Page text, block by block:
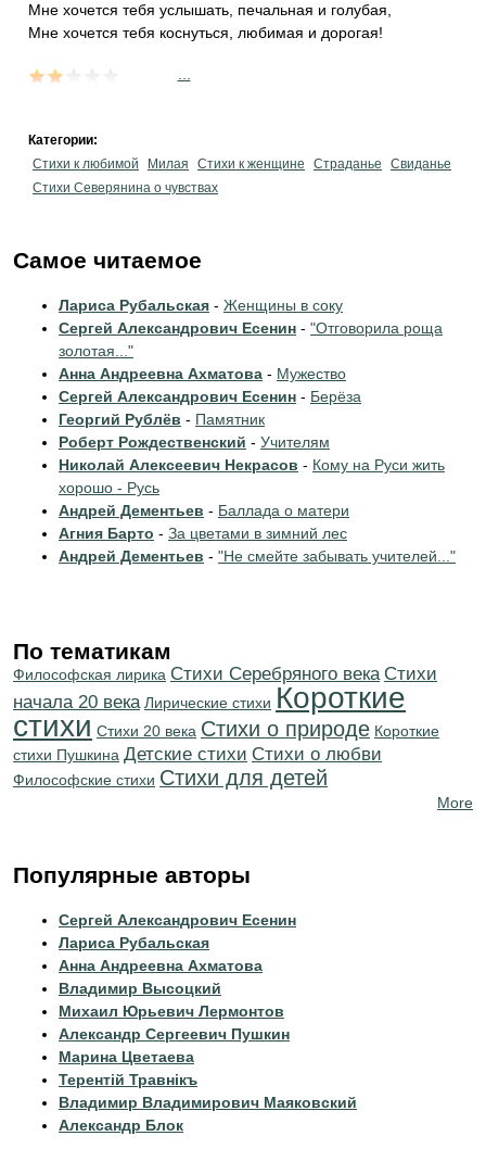
Мне хочется тебя услышать, печальная и голубая,
Мне хочется тебя коснуться, любимая и дорогая!
Категории:
Стихи к любимой
Милая Стихи к женщине Страданье
Свиданье
Стихи Северянина о чувствах
Самое читаемое
Лариса Рубальская - Женщины в соку
Сергей Александрович Есенин - "Отговорила роща
золотая..."
Анна Андреевна Ахматова - Мужество
Сергей Александрович Есенин - Берёза
Георгий Рублёв - Памятник
Роберт Рождественский - Учителям
Николай Алексеевич Некрасов - Кому на Руси жить
хорошо - Русь
Андрей Дементьев - Баллада о матери
Агния Барто - За цветами в зимний лес
Андрей Дементьев - "Не смейте забывать учителей..."
По тематикам
Философская лирика Cтихи Серебряного века Cтихи
начала 20 века Лирические стихи Короткие
стихи Стихи 20 века Стихи о природе Короткие
стихи Пушкина Детские стихи Стихи о любви
Философские стихи Стихи для детей
More
Популярные авторы
Сергей Александрович Есенин
Лариса Рубальская
Анна Андреевна Ахматова
Владимир Высоцкий
Михаил Юрьевич Лермонтов
Александр Сергеевич Пушкин
Марина Цветаева
Терентiй Травнiкъ
Владимир Владимирович Маяковский
Александр Блок